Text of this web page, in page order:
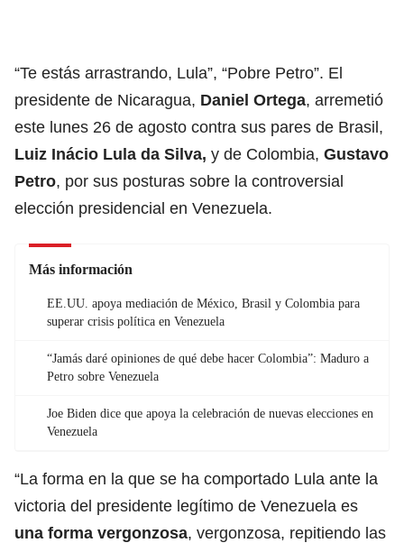
“Te estás arrastrando, Lula”, “Pobre Petro”. El
presidente de Nicaragua, Daniel Ortega, arremetió
este lunes 26 de agosto contra sus pares de Brasil,
Luiz Inácio Lula da Silva, y de Colombia, Gustavo
Petro, por sus posturas sobre la controversial
elección presidencial en Venezuela.
Más información
EE.UU. apoya mediación de México, Brasil y Colombia para
superar crisis política en Venezuela
“Jamás daré opiniones de qué debe hacer Colombia”: Maduro a
Petro sobre Venezuela
Joe Biden dice que apoya la celebración de nuevas elecciones en
Venezuela
“La forma en la que se ha comportado Lula ante la
victoria del presidente legítimo de Venezuela es
una forma vergonzosa, vergonzosa, repitiendo las